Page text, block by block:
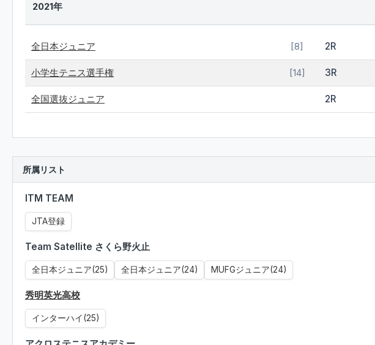
2021年
全日本ジュニア [8] 2R
小学生テニス選手権 [14] 3R
全国選抜ジュニア 2R
所属リスト
ITM TEAM
JTA登録
Team Satellite さくら野火止
全日本ジュニア(25) 全日本ジュニア(24) MUFGジュニア(24)
秀明英光高校
インターハイ(25)